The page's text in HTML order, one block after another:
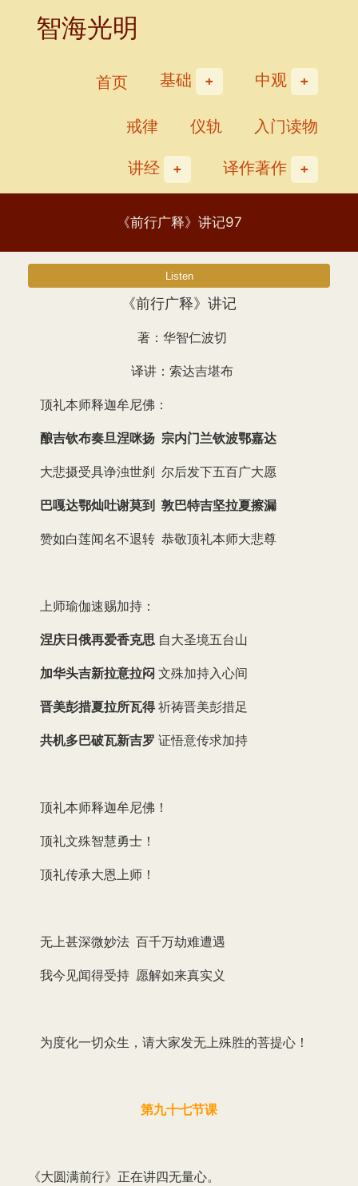
智海光明
首页 基础
中观
戒律
仪轨
入门读物
讲经
译作著作
《前行广释》讲记97
《前行广释》讲记
著：华智仁波切
译讲：索达吉堪布
顶礼本师释迦牟尼佛：
酿吉钦布奏旦涅咪扬 宗内门兰钦波鄂嘉达
大悲摄受具诤浊世刹 尔后发下五百广大愿
巴嘎达鄂灿吐谢莫到 敦巴特吉坚拉夏擦漏
赞如白莲闻名不退转 恭敬顶礼本师大悲尊
上师瑜伽速赐加持：
涅庆日俄再爱香克思 自大圣境五台山
加华头吉新拉意拉闷 文殊加持入心间
晋美彭措夏拉所瓦得祈祷晋美彭措足
共机多巴破瓦新吉罗 证悟意传求加持
顶礼本师释迦牟尼佛！
顶礼文殊智慧勇士！
顶礼传承大恩上师！
无上甚深微妙法 百千万劫难遭遇
我今见闻得受持 愿解如来真实义
为度化一切众生，请大家发无上殊胜的菩提心！
第九十七节课
《大圆满前行》正在讲四无量心。